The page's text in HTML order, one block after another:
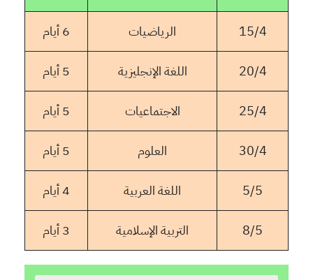
15/4 الرياضيات 6 أيام
20/4 اللغة الإنجليزية 5 أيام
25/4 الاجتماعيات 5 أيام
30/4 العلوم 5 أيام
5/5 اللغة العربية 4 أيام
8/5 التربية الإسلامية 3 أيام